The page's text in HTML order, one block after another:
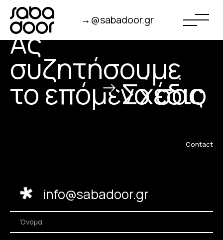
→@sabadoor.gr
Αρχική Όλες οι πόρτες
Ας
συζητήσουμε
το επόμενο σας
Έργο
Όραμα
Σχέδιο
Contact
info@sabadoor.gr